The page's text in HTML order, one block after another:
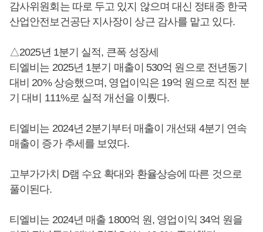
감사위원회는 따로 두고 있지 않으며 대신 정태종 한국
산업안전보건공단 지사장이 상근 감사를 맡고 있다.
△2025년 1분기 실적, 큰폭 성장세
티엘비는 2025년 1분기 매출이 530억 원으로 전년동기
대비 20% 상승했으며, 영업이익은 19억 원으로 직전 분
기 대비 111%로 실적 개선을 이뤘다.
티엘비는 2024년 2분기부터 매출이 개선돼 4분기 연속
매출이 증가 추세를 보였다.
고부가가치 D램 수요 확대와 환율상승에 따른 것으로
풀이된다.
티엘비는 2024년 매출 1800억 원, 영업이익 34억 원을